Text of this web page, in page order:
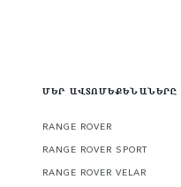
ՄԵՐ ԱՎՏՈՄԵՔԵՆԱՆԵՐԸ
RANGE ROVER
RANGE ROVER SPORT
RANGE ROVER VELAR